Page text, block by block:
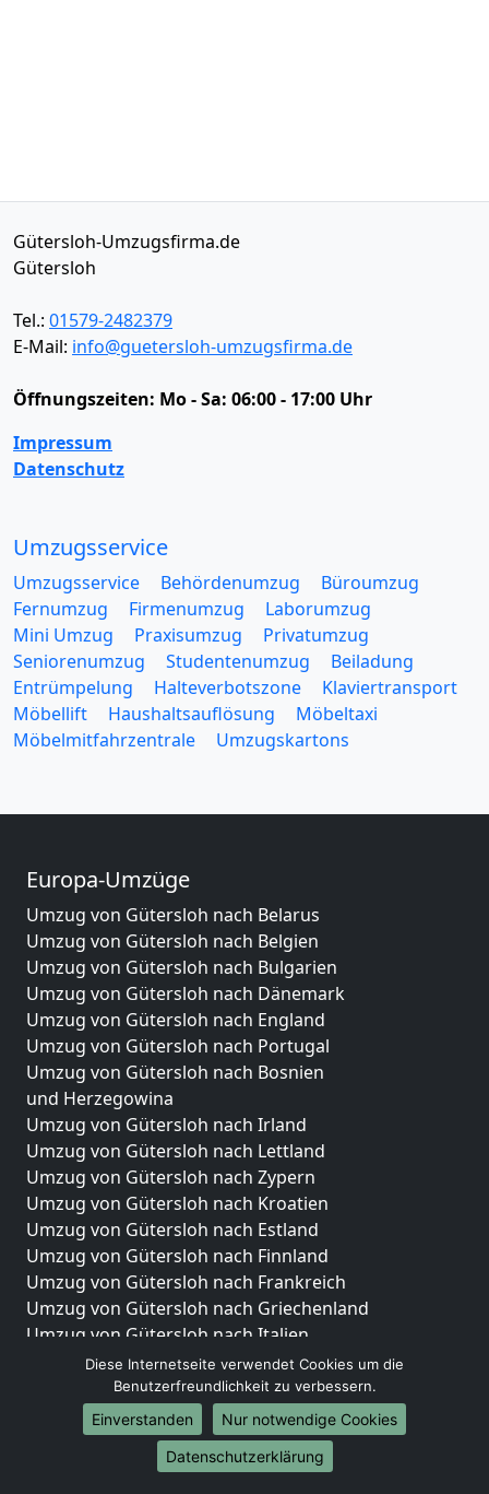
Gütersloh-Umzugsfirma.de
Gütersloh
Tel.: 01579-2482379
E-Mail: info@guetersloh-umzugsfirma.de
Öffnungszeiten: Mo - Sa: 06:00 - 17:00 Uhr
Impressum
Datenschutz
Umzugsservice
Umzugsservice Behördenumzug
Büroumzug
Fernumzug
Firmenumzug
Laborumzug
Mini Umzug
Praxisumzug
Privatumzug
Seniorenumzug
Studentenumzug
Beiladung
Entrümpelung
Halteverbotszone
Klaviertransport
Möbellift
Haushaltsauflösung
Möbeltaxi
Möbelmitfahrzentrale
Umzugskartons
Europa-Umzüge
Umzug von Gütersloh nach Belarus
Umzug von Gütersloh nach Belgien
Umzug von Gütersloh nach Bulgarien
Umzug von Gütersloh nach Dänemark
Umzug von Gütersloh nach England
Umzug von Gütersloh nach Portugal
Umzug von Gütersloh nach Bosnien
und Herzegowina
Umzug von Gütersloh nach Irland
Umzug von Gütersloh nach Lettland
Umzug von Gütersloh nach Zypern
Umzug von Gütersloh nach Kroatien
Umzug von Gütersloh nach Estland
Umzug von Gütersloh nach Finnland
Umzug von Gütersloh nach Frankreich
Umzug von Gütersloh nach Griechenland
Umzug von Gütersloh nach Italien
Umzug von Gütersloh nach Liechtenstein
Umzug von Gütersloh nach Luxemburg
Umzug von Gütersloh nach Niederlande
Umzug von Gütersloh nach Norwegen
Umzüge-Deutschlandweit
Diese Internetseite verwendet Cookies um die
Benutzerfreundlichkeit zu verbessern.
Einverstanden
Nur notwendige Cookies
Datenschutzerklärung